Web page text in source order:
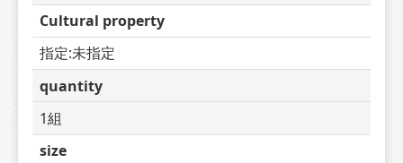
Cultural property
指定:未指定
quantity
1組
size